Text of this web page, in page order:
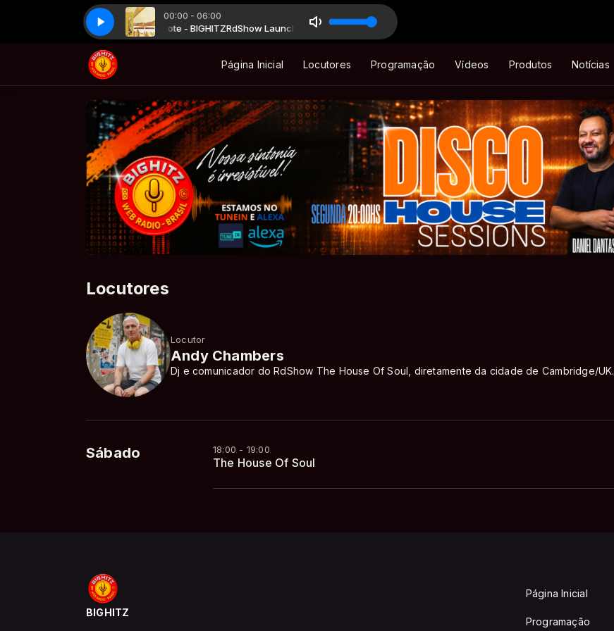
00:00 - 06:00
Launch R&B BIGHITZ com Mascote - BIGHITZRdShow Launch R&B BIGHITZ com Mascote - BIGHITZ
STEVIE WONDER - ALL IN LOVE IS FAIRSTEVIE WONDER - ALL IN LOVE IS FAIR
Página Inicial Locutores Programação Vídeos Produtos Notícias
Locutores
Locutor
Andy Chambers
Dj e comunicador do RdShow The House Of Soul, diretamente da cidade de Cambridge/UK.
Sábado 18:00 - 19:00
The House Of Soul
BIGHITZ
Página Inicial
Programação